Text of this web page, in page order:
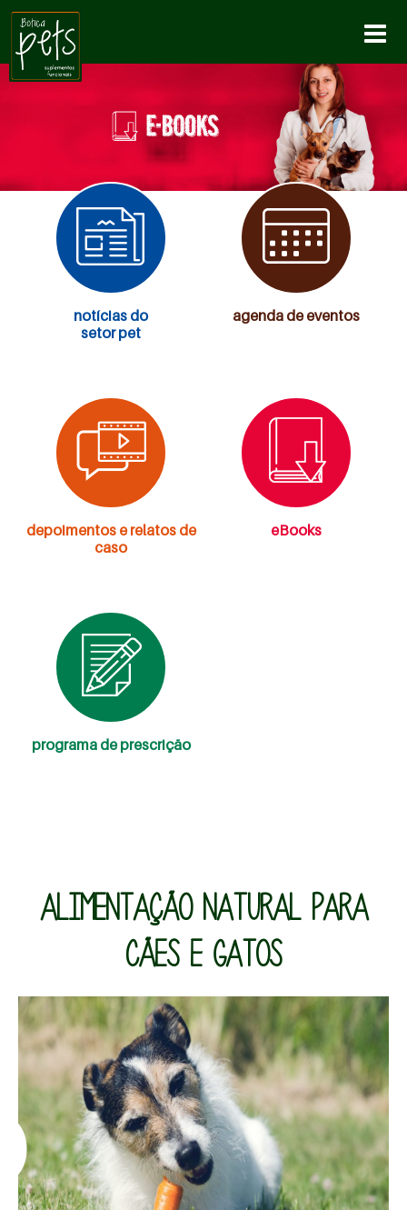
notícias do
setor pet
agenda de eventos
depoimentos e relatos de
caso
eBooks
programa de prescrição
ALIMENTAÇÃO NATURAL PARA
CÃES E GATOS